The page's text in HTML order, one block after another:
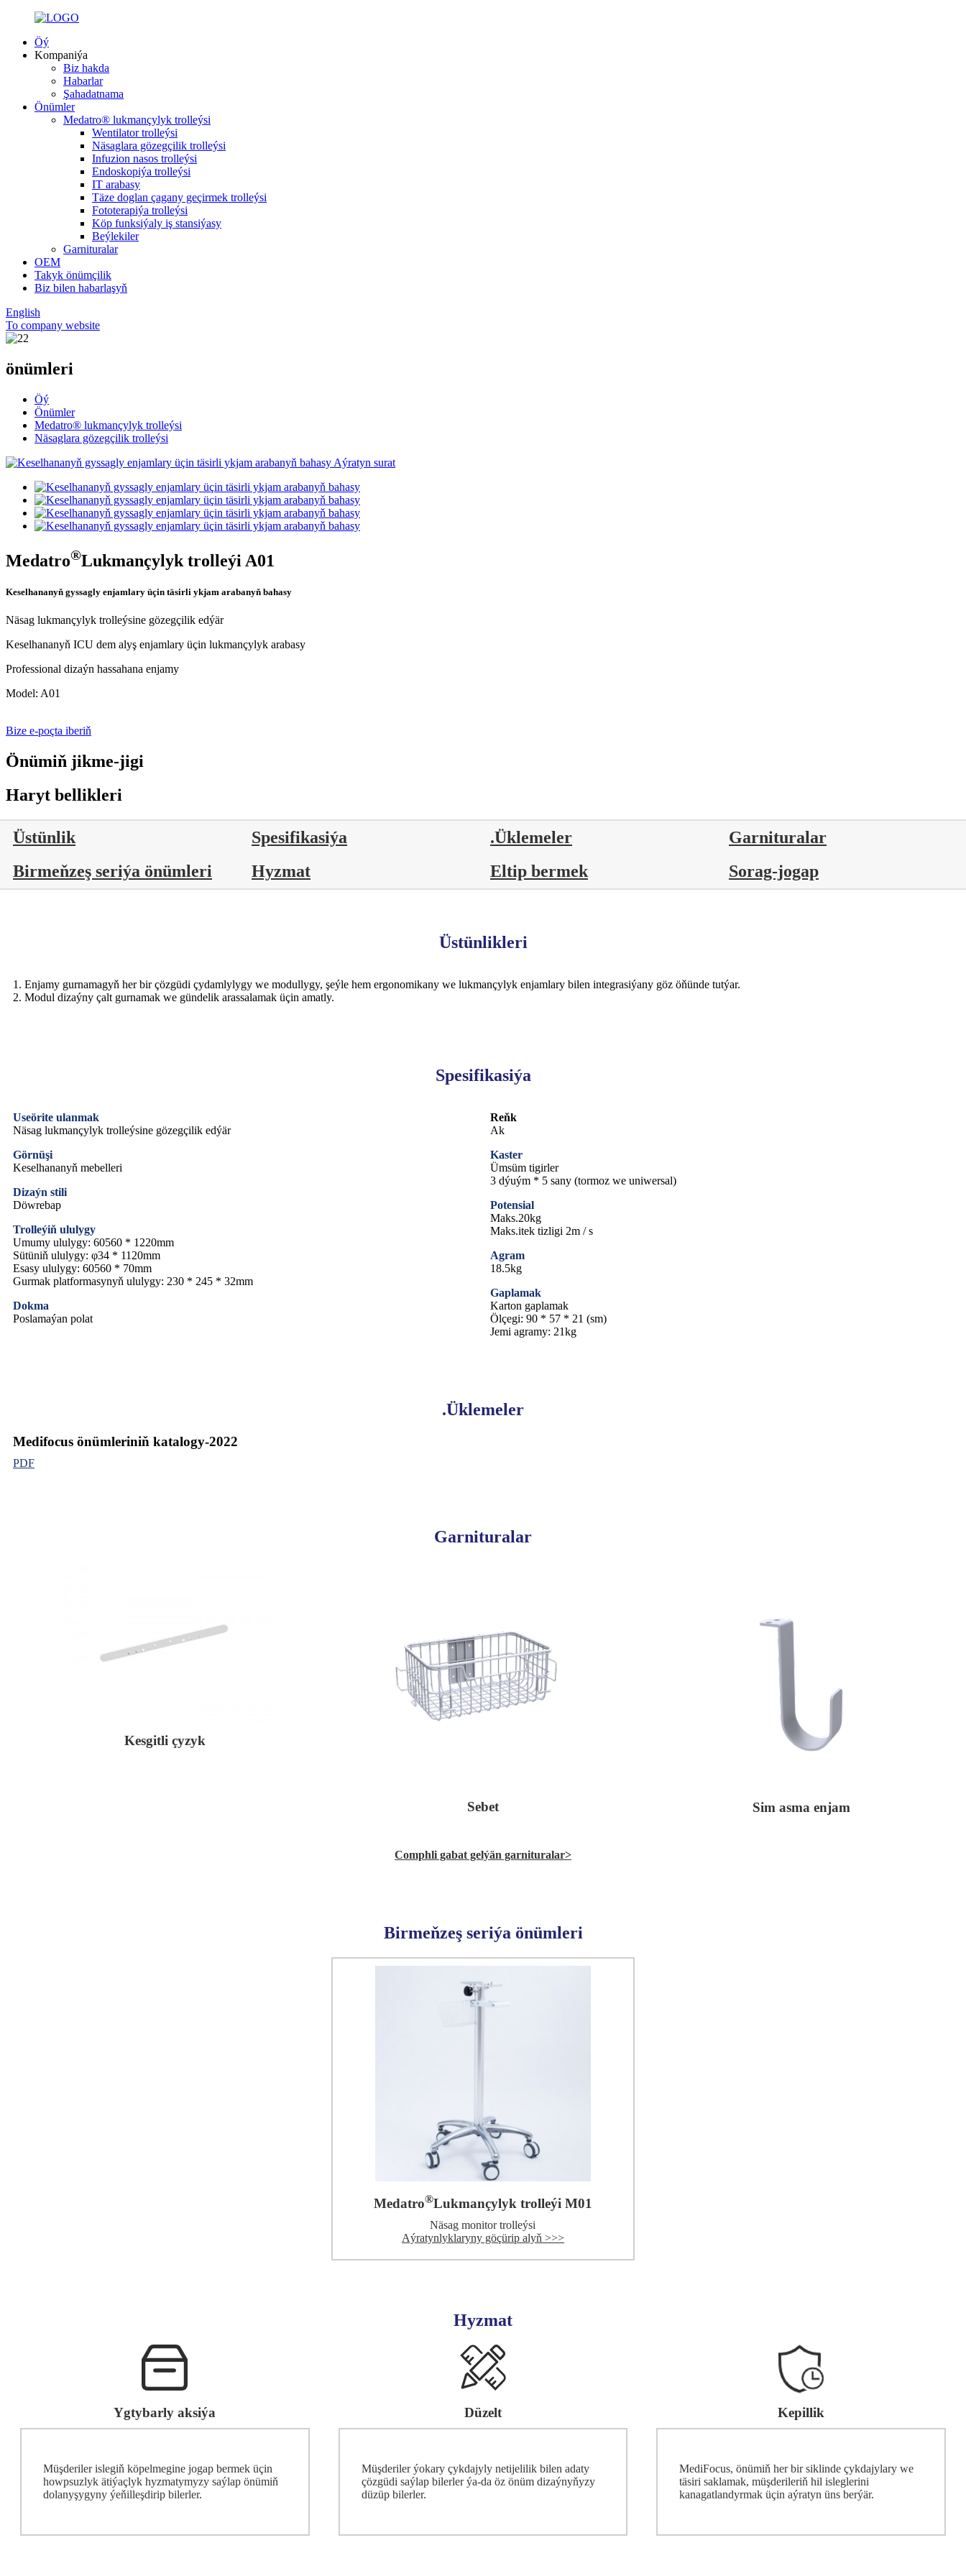
Öý
Kompaniýa
Biz hakda
Habarlar
Şahadatnama
Önümler
Medatro® lukmançylyk trolleýsi
Wentilator trolleýsi
Näsaglara gözegçilik trolleýsi
Infuzion nasos trolleýsi
Endoskopiýa trolleýsi
IT arabasy
Täze doglan çagany geçirmek trolleýsi
Fototerapiýa trolleýsi
Köp funksiýaly iş stansiýasy
Beýlekiler
Garnituralar
OEM
Takyk önümçilik
Biz bilen habarlaşyň
English
To company website
önümleri
Öý
Önümler
Medatro® lukmançylyk trolleýsi
Näsaglara gözegçilik trolleýsi
Medatro®Lukmançylyk trolleýi A01
Keselhananyň gyssagly enjamlary üçin täsirli ykjam arabanyň bahasy
Näsag lukmançylyk trolleýsine gözegçilik edýär
Keselhananyň ICU dem alyş enjamlary üçin lukmançylyk arabasy
Professional dizaýn hassahana enjamy
Model: A01
Bize e-poçta iberiň
Önümiň jikme-jigi
Haryt bellikleri
Üstünlik Spesifikasiýa .Üklemeler
Garnituralar
Birmeňzeş seriýa önümleri
Hyzmat Eltip bermek Sorag-jogap
Üstünlikleri
1. Enjamy gurnamagyň her bir çözgüdi çydamlylygy we modullygy, şeýle hem ergonomikany we lukmançylyk enjamlary bilen integrasiýany göz öňünde tutýar.
2. Modul dizaýny çalt gurnamak we gündelik arassalamak üçin amatly.
Spesifikasiýa
Useörite ulanmak
Näsag lukmançylyk trolleýsine gözegçilik edýär
Görnüşi
Keselhananyň mebelleri
Dizaýn stili
Döwrebap
Trolleýiň ululygy
Umumy ululygy: 60560 * 1220mm
Sütüniň ululygy: φ34 * 1120mm
Esasy ululygy: 60560 * 70mm
Gurmak platformasynyň ululygy: 230 * 245 * 32mm
Dokma
Poslamaýan polat
Reňk
Ak
Kaster
Ümsüm tigirler
3 dýuým * 5 sany (tormoz we uniwersal)
Potensial
Maks.20kg
Maks.itek tizligi 2m / s
Agram
18.5kg
Gaplamak
Karton gaplamak
Ölçegi: 90 * 57 * 21 (sm)
Jemi agramy: 21kg
.Üklemeler
Medifocus önümleriniň katalogy-2022
PDF
Garnituralar
Kesgitli çyzyk
Sebet Sim asma enjam
Comphli gabat gelýän garnituralar>
Birmeňzeş seriýa önümleri
Medatro®Lukmançylyk trolleýi M01
Näsag monitor trolleýsi
Aýratynlyklaryny göçürip alyň >>>
Hyzmat
Ygtybarly aksiýa
Müşderiler islegiň köpelmegine jogap bermek üçin
howpsuzlyk ätiýaçlyk hyzmatymyzy saýlap önümiň
dolanyşygyny ýeňilleşdirip bilerler.
Düzelt
Müşderiler ýokary çykdajyly netijelilik bilen adaty
çözgüdi saýlap bilerler ýa-da öz önüm dizaýnyňyzy
düzüp bilerler.
Kepillik
MediFocus, önümiň her bir siklinde çykdajylary we
täsiri saklamak, müşderileriň hil isleglerini
kanagatlandyrmak üçin aýratyn üns berýär.